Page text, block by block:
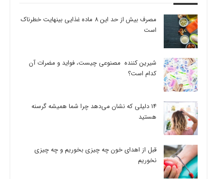
مصرف بیش از حد این 8 ماده غذایی بینهایت خطرناک
است
شیرین کننده مصنوعی چیست، فواید و مضرات آن
کدام است؟
14 دلیلی که نشان می‌دهد چرا شما همیشه گرسنه
هستید
قبل از اهدای خون چه چیزی بخوریم و چه چیزی
نخوریم